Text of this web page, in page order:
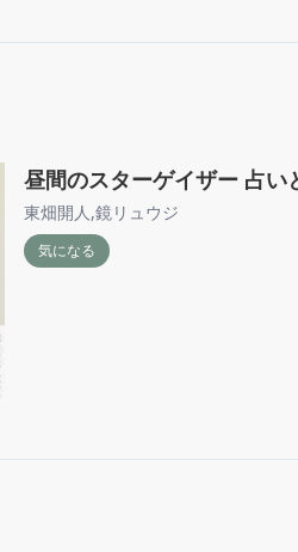
昼間のスターゲイザー 占い
東畑開人,鏡リュウジ
気になる